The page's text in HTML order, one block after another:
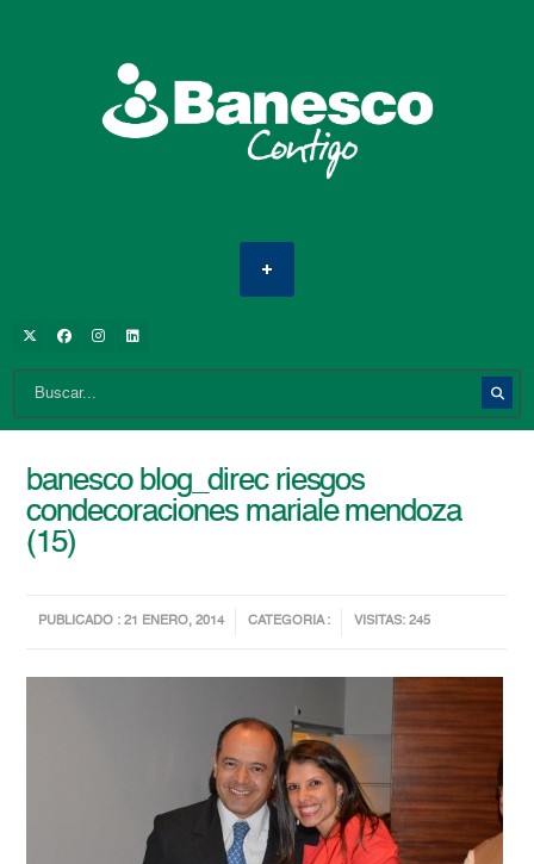
banesco blog_direc riesgos
condecoraciones mariale mendoza
(15)
PUBLICADO : 21 ENERO, 2014 CATEGORIA : VISITAS: 245